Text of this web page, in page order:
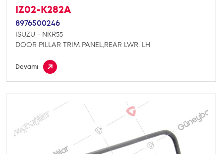
IZ02-K282A
8976500246
ISUZU - NKR55
DOOR PILLAR TRIM PANEL,REAR LWR. LH
Devamı